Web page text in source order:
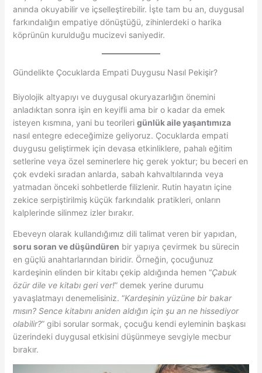
anında okuyabilir ve içselleştirebilir. İşte tam bu an, duygusal
farkındalığın empatiye dönüştüğü, zihinlerdeki o harika
köprünün kurulduğu mucizevi saniyedir.
Gündelikte Çocuklarda Empati Duygusu Nasıl Pekişir?
Biyolojik altyapıyı ve duygusal okuryazarlığın önemini
anladıktan sonra işin en keyifli ama bir o kadar da emek
isteyen kısmına, yani bu teorileri günlük aile yaşantımıza
nasıl entegre edeceğimize geliyoruz. Çocuklarda empati
duygusu geliştirmek için devasa etkinliklere, pahalı eğitim
setlerine veya özel seminerlere hiç gerek yoktur; bu beceri en
çok evdeki sıradan anlarda, sabah kahvaltılarında veya
yatmadan önceki sohbetlerde filizlenir. Rutin hayatın içine
zekice serpiştirilmiş küçük farkındalık pratikleri, onların
kalplerinde silinmez izler bırakır.
Ebeveyn olarak kullandığımız dili talimat veren bir yapıdan,
soru soran ve düşündüren bir yapıya çevirmek bu sürecin
en güçlü anahtarlarından biridir. Örneğin, çocuğunuz
kardeşinin elinden bir kitabı çekip aldığında hemen “Çabuk
özür dile ve kitabı geri ver!” demek yerine durumu
yavaşlatmayı denemelisiniz. “Kardeşinin yüzüne bir bakar
mısın? Sence kitabını aniden aldığın için şu an ne hissediyor
olabilir?” gibi sorular sormak, çocuğu kendi eyleminin başkası
üzerindeki duygusal etkisini düşünmeye sevgiyle mecbur
bırakır.